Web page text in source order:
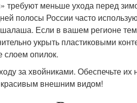
меньше ухода перед
полосы России часто
Если в вашем регионе
укрыть пластиковыми
слоем опилок.
за хвойниками. Обеспечьте
внешним видом!